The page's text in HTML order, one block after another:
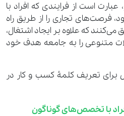
است از فرایندی که افراد با
فرصت‌های تجاری را از طریق راه
که علاوه بر ایجاد اشتغال،
متنوعی را به جامعه هدف خود
برای تعریف کلمۀ کسب ‌و‌ کار در
با تخصص‌های گوناگون